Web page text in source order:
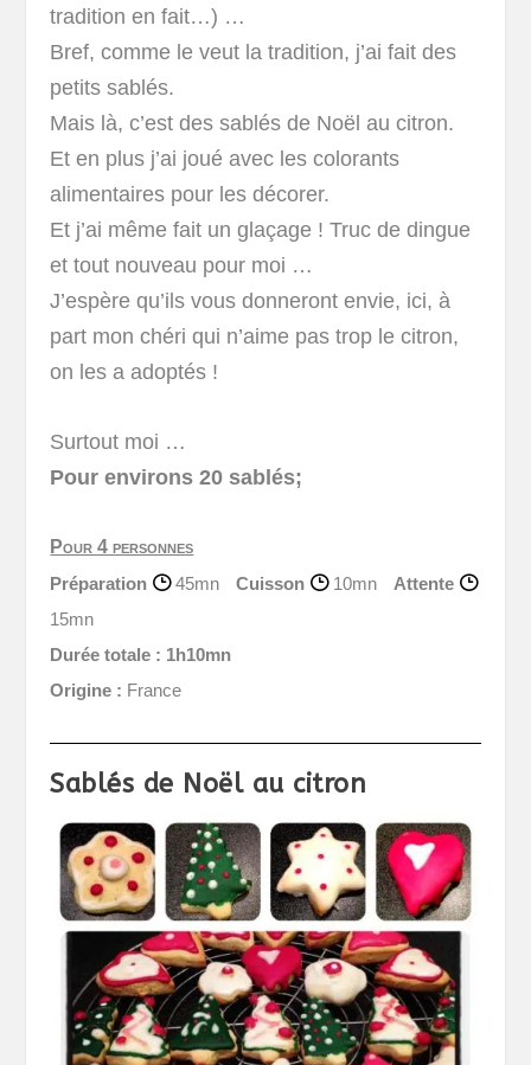
tradition en fait…) …
Bref, comme le veut la tradition, j’ai fait des
petits sablés.
Mais là, c’est des sablés de Noël au citron.
Et en plus j’ai joué avec les colorants
alimentaires pour les décorer.
Et j’ai même fait un glaçage ! Truc de dingue
et tout nouveau pour moi …
J’espère qu’ils vous donneront envie, ici, à
part mon chéri qui n’aime pas trop le citron,
on les a adoptés !
Surtout moi …
Pour environs 20 sablés;
Pour 4 personnes
Préparation
45mn Cuisson 10mn
Attente
15mn
Durée totale : 1h10mn
Origine : France
Sablés de Noël au citron